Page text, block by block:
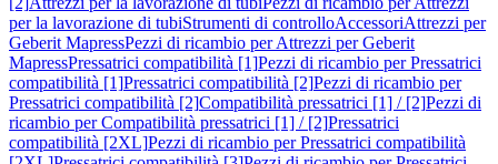
per la lavorazione di tubiStrumenti di controlloAccessoriAttrezzi per
Geberit MapressPezzi di ricambio per Attrezzi per Geberit
MapressPressatrici compatibilità [1]Pezzi di ricambio per Pressatrici
compatibilità [1]Pressatrici compatibilità [2]Pezzi di ricambio per
Pressatrici compatibilità [2]Compatibilità pressatrici [1] / [2]Pezzi di
ricambio per Compatibilità pressatrici [1] / [2]Pressatrici
compatibilità [2XL]Pezzi di ricambio per Pressatrici compatibilità